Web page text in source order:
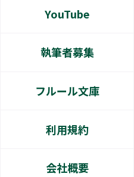
YouTube
執筆者募集
フルール文庫
利用規約
会社概要